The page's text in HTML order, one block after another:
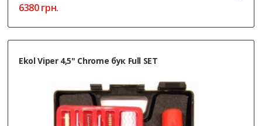
6380грн.
Ekol Viper 4,5" Chrome бук Full SET